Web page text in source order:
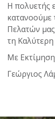
Η πολυετής
κατανοούμε
Πελατών
τη
Με
Γεώργιος